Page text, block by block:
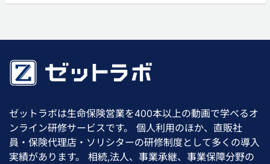
ゼットラボは生命保険営業を400本以上の動画で学べるオ
ンライン研修サービスです。 個人利用のほか、直販社
員・保険代理店・ソリシターの研修制度として多くの導入
実績があります。 相続,法人、事業承継、事業保障分野の